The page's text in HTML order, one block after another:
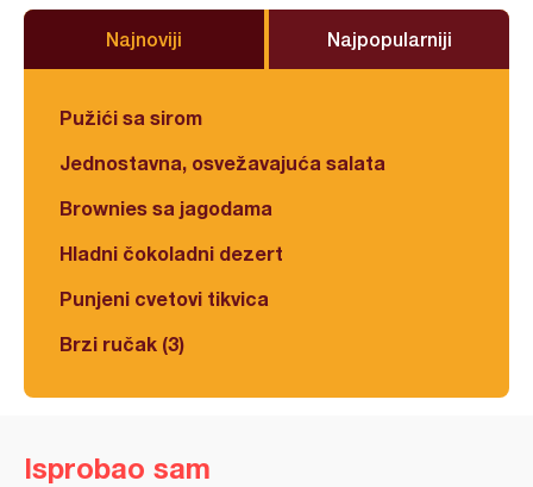
Najnoviji Najpopularniji
Pužići sa sirom
Jednostavna, osvežavajuća salata
Brownies sa jagodama
Hladni čokoladni dezert
Punjeni cvetovi tikvica
Brzi ručak (3)
Isprobao sam